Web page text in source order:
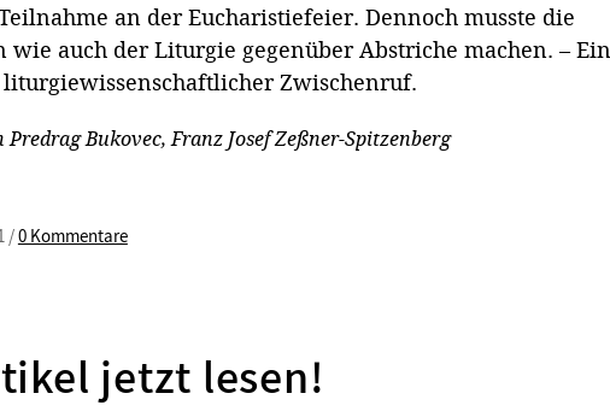
an der Eucharistiefeier. Dennoch musste die
wie auch der Liturgie gegenüber Abstriche machen. – Ein
liturgiewissenschaftlicher Zwischenruf.
Predrag Bukovec,Franz Josef Zeßner-Spitzenberg
/0 Kommentare
jetzt lesen!